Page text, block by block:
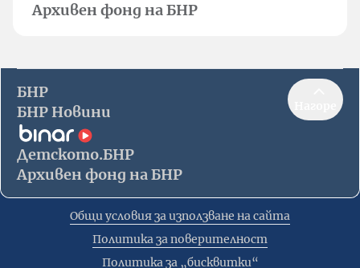
Архивен фонд на БНР
БНР
БНР Новини
Детското.БНР
Архивен фонд на БНР
Общи условия за използване на сайта
Политика за поверителност
Политика за „бисквитки“